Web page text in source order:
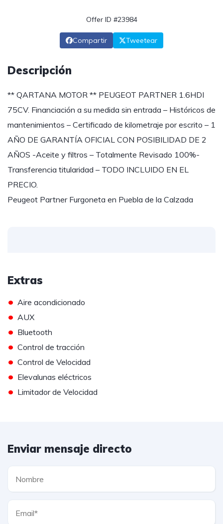
Offer ID #23984
Compartir Tweetear
Descripción
** QARTANA MOTOR ** PEUGEOT PARTNER 1.6HDI
75CV. Financiación a su medida sin entrada – Históricos de
mantenimientos – Certificado de kilometraje por escrito – 1
AÑO DE GARANTÍA OFICIAL CON POSIBILIDAD DE 2
AÑOS -Aceite y filtros – Totalmente Revisado 100%-
Transferencia titularidad – TODO INCLUIDO EN EL
PRECIO.
Peugeot Partner Furgoneta en Puebla de la Calzada
Extras
• Aire acondicionado
• AUX
• Bluetooth
• Control de tracción
• Control de Velocidad
• Elevalunas eléctricos
• Limitador de Velocidad
Enviar mensaje directo